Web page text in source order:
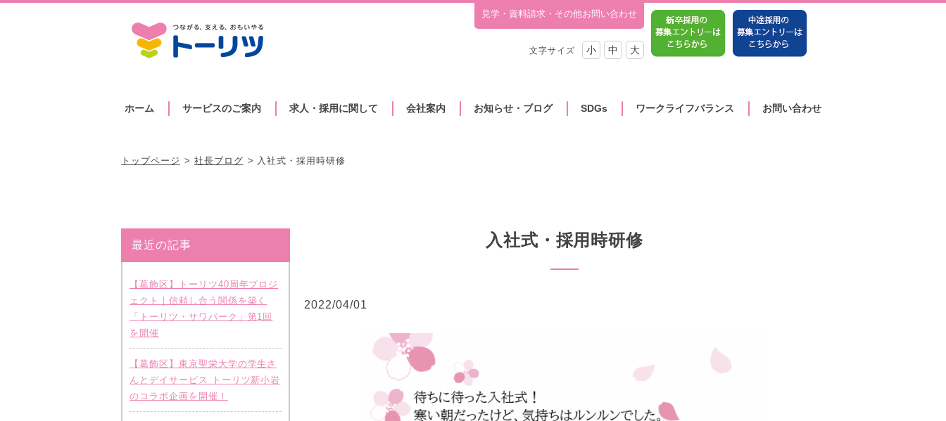
見学・資料請求・その他お問い合わせ
文字サイズ 小 中 大
ホーム サービスのご案内 求人・採用に関して 会社案内 お知らせ・ブログ SDGs ワークライフバランス お問い合わせ
トップページ 社長ブログ 入社式・採用時研修
入社式・採用時研修
2022/04/01
最近の記事
【葛飾区】トーリツ40周年プロジ
ェクト｜信頼し合う関係を築く
「トーリツ・サワパーク」第1回
を開催
【葛飾区】東京聖栄大学の学生さ
んとデイサービス トーリツ新小岩
のコラボ企画を開催！